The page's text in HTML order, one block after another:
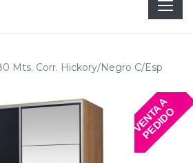
Mts. Corr. Hickory/Negro C/Esp
V
E
N
T
A
A
P
E
D
I
D
O